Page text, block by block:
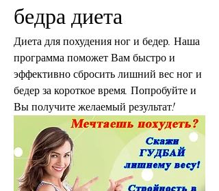
бедра диета
Диета для похудения ног и бедер. Наша
программа поможет Вам быстро и
эффективно сбросить лишний вес ног и
бедер за короткое время. Попробуйте и
Вы получите желаемый результат!